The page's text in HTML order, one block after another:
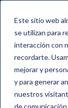
Este sitio web
se utilizan para
interacción con
recordarte.
mejorar y
y para generar
nuestros
de
En